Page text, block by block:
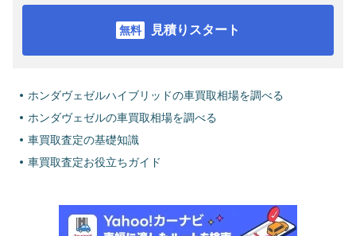
見積りスタート
ホンダヴェゼルハイブリッドの車買取相場を調べる
ホンダヴェゼルの車買取相場を調べる
車買取査定の基礎知識
車買取査定お役立ちガイド